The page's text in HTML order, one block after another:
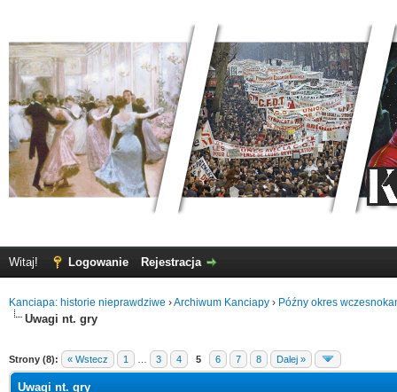
Witaj! Logowanie Rejestracja
Kanciapa: historie nieprawdziwe ›Archiwum Kanciapy › Późny okres
Uwagi nt. gry
Strony (8): « Wstecz 1 3 4 5 6 7 8 Dalej »
Uwagi nt. gry